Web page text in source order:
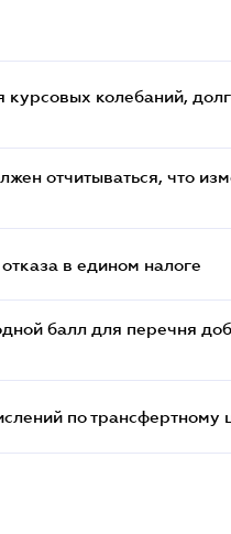
курсовых колебаний,
отчитываться, что
в едином налоге
балл для перечня
по